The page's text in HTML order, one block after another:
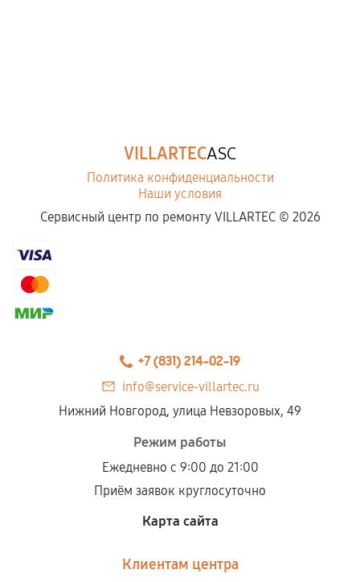
VILLARTECASC
Политика конфиденциальности
Наши условия
Сервисный центр по ремонту VILLARTEC © 2026
+7 (831) 214-02-19
info@service-villartec.ru
Нижний Новгород, улица Невзоровых, 49
Режим работы
Ежедневно с 9:00 до 21:00
Приём заявок круглосуточно
Карта сайта
Клиентам центра